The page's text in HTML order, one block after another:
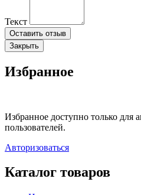
Текст
Оставить отзыв
Закрыть
Избранное
Избранное доступно только для
пользователей.
Авторизоваться
Каталог товаров